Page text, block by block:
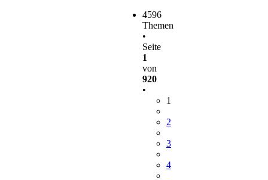
4596
Themen
•
Seite
1
von
920
•
1
2
3
4